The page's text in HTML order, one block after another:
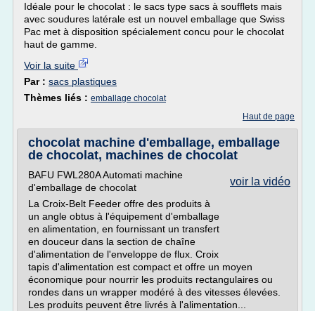
Idéale pour le chocolat : le sacs type sacs à soufflets mais
avec soudures latérale est un nouvel emballage que Swiss
Pac met à disposition spécialement concu pour le chocolat
haut de gamme.
Voir la suite
Par : sacs plastiques
Thèmes liés : emballage chocolat
Haut de page
chocolat machine d'emballage, emballage
de chocolat, machines de chocolat
voir la vidéo
BAFU FWL280A Automati machine
d'emballage de chocolat
La Croix-Belt Feeder offre des produits à
un angle obtus à l'équipement d'emballage
en alimentation, en fournissant un transfert
en douceur dans la section de chaîne
d'alimentation de l'enveloppe de flux. Croix
tapis d'alimentation est compact et offre un moyen
économique pour nourrir les produits rectangulaires ou
rondes dans un wrapper modéré à des vitesses élevées.
Les produits peuvent être livrés à l'alimentation...